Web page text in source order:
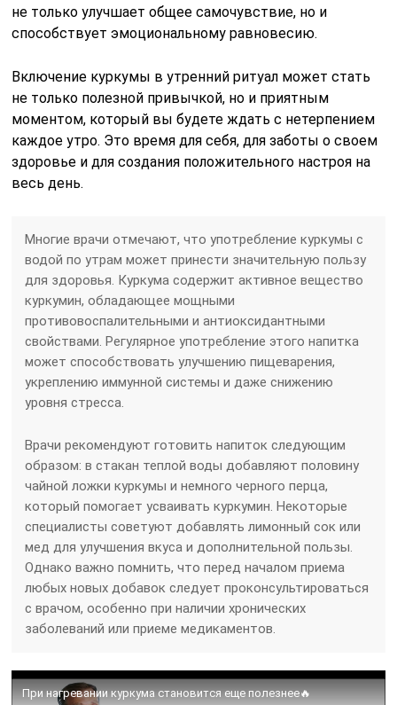
не только улучшает общее самочувствие, но и
способствует эмоциональному равновесию.
Включение куркумы в утренний ритуал может стать
не только полезной привычкой, но и приятным
моментом, который вы будете ждать с нетерпением
каждое утро. Это время для себя, для заботы о своем
здоровье и для создания положительного настроя на
весь день.
Многие врачи отмечают, что употребление куркумы с
водой по утрам может принести значительную пользу
для здоровья. Куркума содержит активное вещество
куркумин, обладающее мощными
противовоспалительными и антиоксидантными
свойствами. Регулярное употребление этого напитка
может способствовать улучшению пищеварения,
укреплению иммунной системы и даже снижению
уровня стресса.
Врачи рекомендуют готовить напиток следующим
образом: в стакан теплой воды добавляют половину
чайной ложки куркумы и немного черного перца,
который помогает усваивать куркумин. Некоторые
специалисты советуют добавлять лимонный сок или
мед для улучшения вкуса и дополнительной пользы.
Однако важно помнить, что перед началом приема
любых новых добавок следует проконсультироваться
с врачом, особенно при наличии хронических
заболеваний или приеме медикаментов.
При нагревании куркума становится еще полезнее🔥